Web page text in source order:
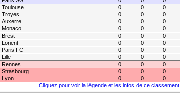
Toulouse 0 0 0
Troyes 0 0 0
Auxerre 0 0 0
Monaco 0 0 0
Brest 0 0 0
Lorient 0 0 0
Paris FC 0 0 0
Lille 0 0 0
Rennes 0 0 0
Strasbourg 0 0 0
Lyon 0 0 0
Cliquez pour voir la légende et les infos de ce classement